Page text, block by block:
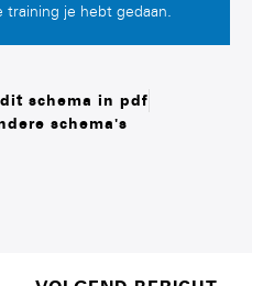
je hebt gedaan.
schema in pdf
schema's